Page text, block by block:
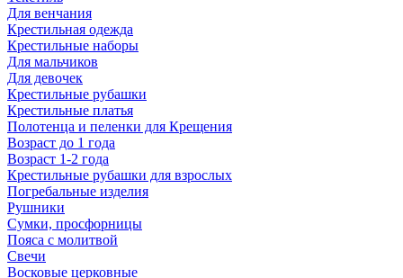
Для венчания
Крестильная одежда
Крестильные наборы
Для мальчиков
Для девочек
Крестильные рубашки
Крестильные платья
Полотенца и пеленки для Крещения
Возраст до 1 года
Возраст 1-2 года
Крестильные рубашки для взрослых
Погребальные изделия
Рушники
Сумки, просфорницы
Пояса с молитвой
Свечи
Восковые церковные